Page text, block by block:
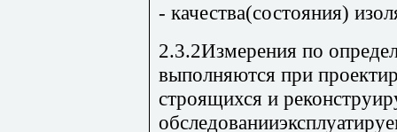
- качества(состояния)
2.3.2Измерения по
выполняются при
строящихся и